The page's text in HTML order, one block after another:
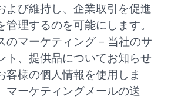
よび維持し、企業取引を促進
管理するのを可能にします。
のマーケティング – 当社のサ
ト、提供品についてお知らせ
客様の個人情報を使用しま
マーケティングメールの送